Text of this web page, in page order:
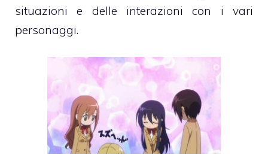
situazioni e delle interazioni con i vari
personaggi.